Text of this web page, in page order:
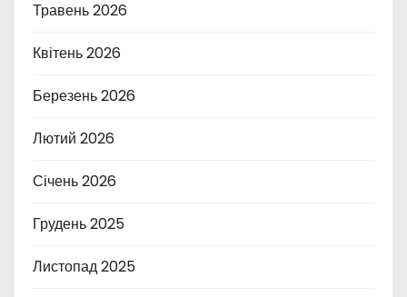
Травень 2026
Квітень 2026
Березень 2026
Лютий 2026
Січень 2026
Грудень 2025
Листопад 2025